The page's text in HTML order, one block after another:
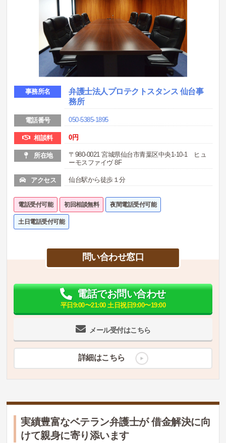
事務所名
弁護士法人プロテクトスタンス 仙台事
務所
電話番号 050-5385-1895
相談料 0円
所在地
〒980-0021 宮城県仙台市青葉区中央1-10-1 ヒュ
ーモスファイヴ 8F
アクセス 仙台駅から徒歩１分
電話受付可能 初回相談無料 夜間電話受付可能
土日電話受付可能
問い合わせ窓口
メール受付はこちら
電話でお問い合わせ
平日9:00〜21:00 土日祝日9:00〜19:00
詳細はこちら
実績豊富なベテラン弁護士が 借金解決に向
けて親身に寄り添います